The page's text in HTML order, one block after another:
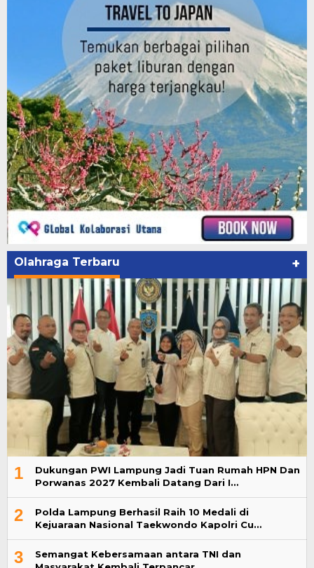
Olahraga Terbaru +
1
Dukungan PWI Lampung Jadi Tuan Rumah HPN Dan
Porwanas 2027 Kembali Datang Dari I…
2
Polda Lampung Berhasil Raih 10 Medali di
Kejuaraan Nasional Taekwondo Kapolri Cu…
3
Semangat Kebersamaan antara TNI dan